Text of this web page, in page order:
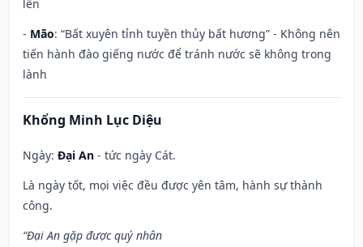
lên
- Mão: “Bất xuyên tỉnh tuyền thủy bất hương” - Không nên
tiến hành đào giếng nước để tránh nước sẽ không trong
lành
Khổng Minh Lục Diệu
Ngày: Đại An - tức ngày Cát.
Là ngày tốt, mọi việc đều được yên tâm, hành sự thành
công.
“Đại An gặp được quý nhân